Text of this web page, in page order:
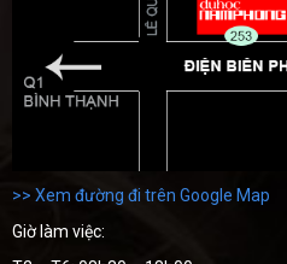
>> Xem đường đi trên Google Map
Giờ làm việc: